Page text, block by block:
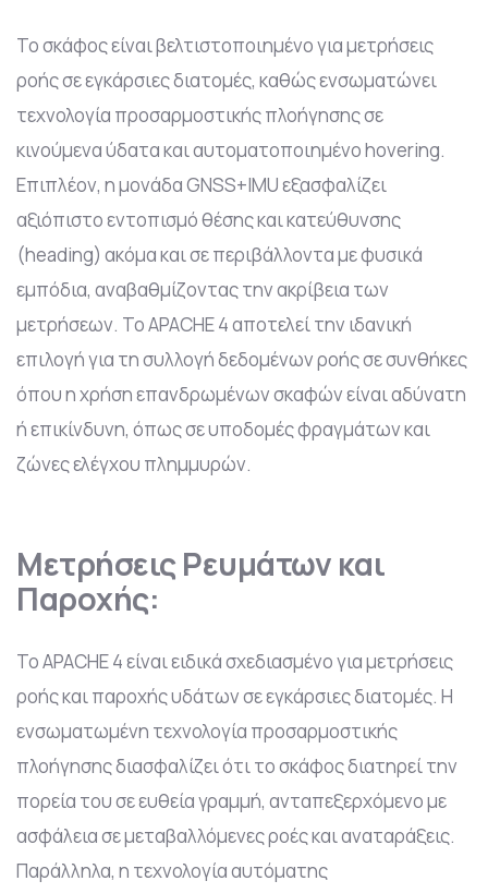
Το σκάφος είναι βελτιστοποιημένο για μετρήσεις
ροής σε εγκάρσιες διατομές, καθώς ενσωματώνει
τεχνολογία προσαρμοστικής πλοήγησης σε
κινούμενα ύδατα και αυτοματοποιημένο hovering.
Επιπλέον, η μονάδα GNSS+IMU εξασφαλίζει
αξιόπιστο εντοπισμό θέσης και κατεύθυνσης
(heading) ακόμα και σε περιβάλλοντα με φυσικά
εμπόδια, αναβαθμίζοντας την ακρίβεια των
μετρήσεων. Το APACHE 4 αποτελεί την ιδανική
επιλογή για τη συλλογή δεδομένων ροής σε συνθήκες
όπου η χρήση επανδρωμένων σκαφών είναι αδύνατη
ή επικίνδυνη, όπως σε υποδομές φραγμάτων και
ζώνες ελέγχου πλημμυρών.
Μετρήσεις Ρευμάτων και
Παροχής:
Το APACHE 4 είναι ειδικά σχεδιασμένο για μετρήσεις
ροής και παροχής υδάτων σε εγκάρσιες διατομές. Η
ενσωματωμένη τεχνολογία προσαρμοστικής
πλοήγησης διασφαλίζει ότι το σκάφος διατηρεί την
πορεία του σε ευθεία γραμμή, ανταπεξερχόμενο με
ασφάλεια σε μεταβαλλόμενες ροές και αναταράξεις.
Παράλληλα, η τεχνολογία αυτόματης